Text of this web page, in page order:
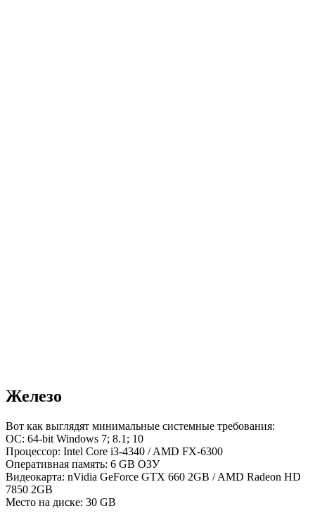
Железо
Вот как выглядят минимальные системные требования:
ОС: 64-bit Windows 7; 8.1; 10
Процессор: Intel Core i3-4340 / AMD FX-6300
Оперативная память: 6 GB ОЗУ
Видеокарта: nVidia GeForce GTX 660 2GB / AMD Radeon HD
7850 2GB
Место на диске: 30 GB